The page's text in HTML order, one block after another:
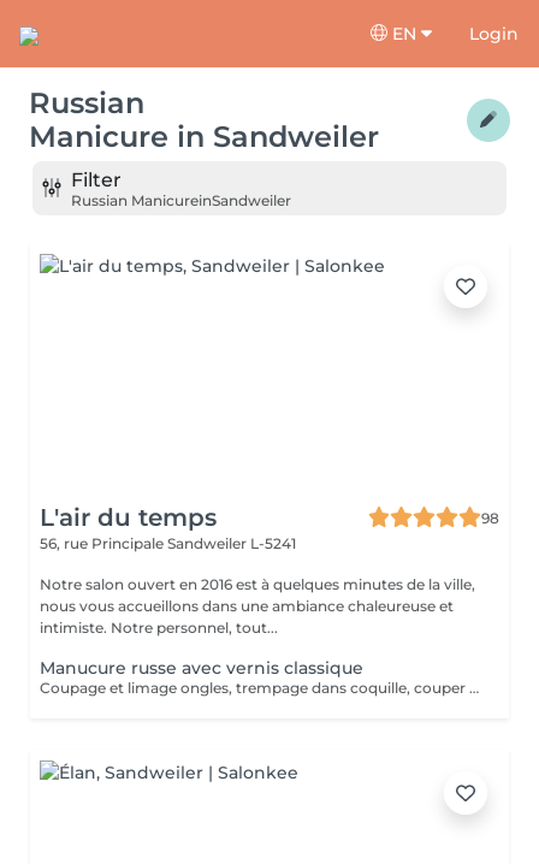
EN Login
Russian
Manicure in Sandweiler
Filter
Russian ManicureinSandweiler
L'air du temps
98
56, rue Principale Sandweiler L-5241
Notre salon ouvert en 2016 est à quelques minutes de la ville,
nous vous accueillons dans une ambiance chaleureuse et
intimiste. Notre personnel, tout...
Manucure russe avec vernis classique
Coupage et limage ongles, trempage dans coquille, couper cuticule avec pince à envie, bloc ponce, sérum, crème. Prévoir plus de temps au salon jusqu'à séchage complet du vernis. La manucure russe vous offrira un rendu absolument parfait. Votre cuticule sera repoussée de manière maximale. La manucure russe convient à tous types d'ongles, même les plus abîmés, car elle va permettre de préparer et renforcer l'ongle et également de l'allonger en repoussant plus haut les cuticules.